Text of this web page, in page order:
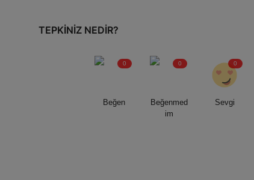
TEPKINIZ NEDIR?
Beğen
0
Beğenmed
im
0
Sevgi
0